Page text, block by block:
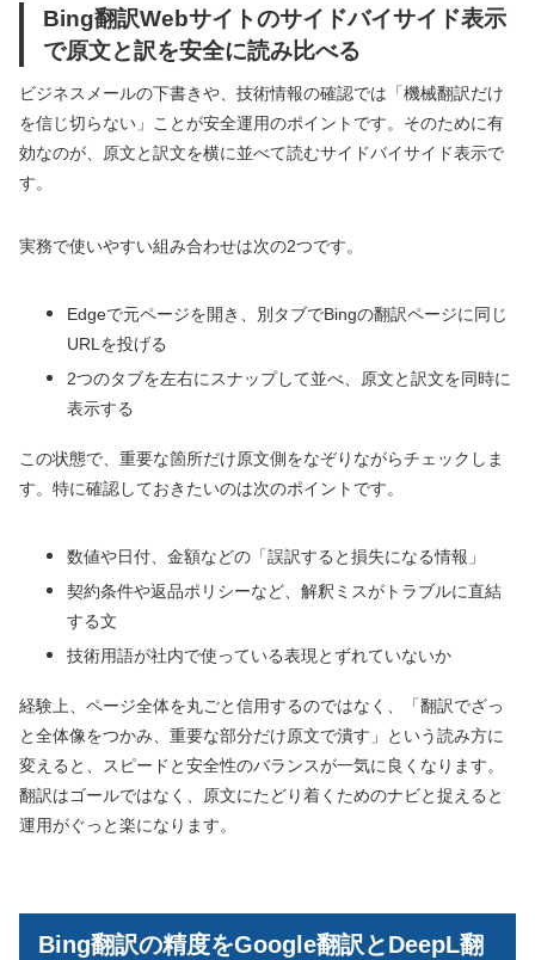
Bing翻訳Webサイトのサイドバイサイド表示
で原文と訳を安全に読み比べる
ビジネスメールの下書きや、技術情報の確認では「機械翻訳だけ
を信じ切らない」ことが安全運用のポイントです。そのために有
効なのが、原文と訳文を横に並べて読むサイドバイサイド表示で
す。
実務で使いやすい組み合わせは次の2つです。
Edgeで元ページを開き、別タブでBingの翻訳ページに同じ
URLを投げる
2つのタブを左右にスナップして並べ、原文と訳文を同時に
表示する
この状態で、重要な箇所だけ原文側をなぞりながらチェックしま
す。特に確認しておきたいのは次のポイントです。
数値や日付、金額などの「誤訳すると損失になる情報」
契約条件や返品ポリシーなど、解釈ミスがトラブルに直結
する文
技術用語が社内で使っている表現とずれていないか
経験上、ページ全体を丸ごと信用するのではなく、「翻訳でざっ
と全体像をつかみ、重要な部分だけ原文で潰す」という読み方に
変えると、スピードと安全性のバランスが一気に良くなります。
翻訳はゴールではなく、原文にたどり着くためのナビと捉えると
運用がぐっと楽になります。
Bing翻訳の精度をGoogle翻訳とDeepL翻